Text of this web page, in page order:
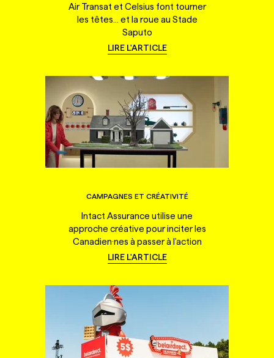
Air Transat et Celsius font tourner
les têtes... et la roue au Stade
Saputo
LIRE L'ARTICLE
CAMPAGNES ET CRÉATIVITÉ
Intact Assurance utilise une
approche créative pour inciter les
Canadien·nes à passer à l'action
LIRE L'ARTICLE